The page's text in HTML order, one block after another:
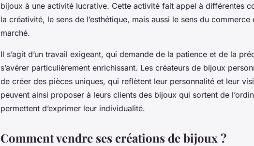
bijoux à une activité lucrative. Cette activité fait appel à différentes
la créativité, le sens de l’esthétique, mais aussi le sens du
marché.
Il s’agit d’un travail exigeant, qui demande de la patience et de la
s’avérer particulièrement enrichissant. Les créateurs de bijoux
de créer des pièces uniques, qui reflètent leur personnalité et leur
peuvent ainsi proposer à leurs clients des bijoux qui sortent de
permettent d’exprimer leur individualité.
Comment vendre ses créations de bijoux ?